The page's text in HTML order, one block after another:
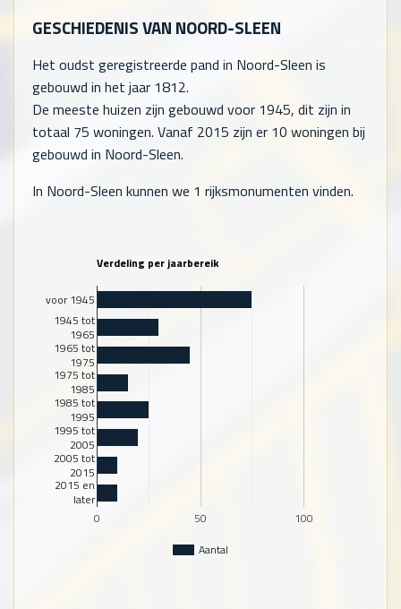
GESCHIEDENIS VAN NOORD-SLEEN
Het oudst geregistreerde pand in Noord-Sleen is
gebouwd in het jaar 1812.
De meeste huizen zijn gebouwd voor 1945, dit zijn in
totaal 75 woningen. Vanaf 2015 zijn er 10 woningen bij
gebouwd in Noord-Sleen.
In Noord-Sleen kunnen we 1 rijksmonumenten vinden.
Verdeling per jaarbereik
Aantal
0 50 100
voor 1945
1945 tot
1965
1965 tot
1975
1975 tot
1985
1985 tot
1995
1995 tot
2005
2005 tot
2015
2015 en
later